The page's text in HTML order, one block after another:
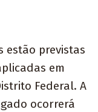
estão previstas
em
Federal. A
ocorrerá